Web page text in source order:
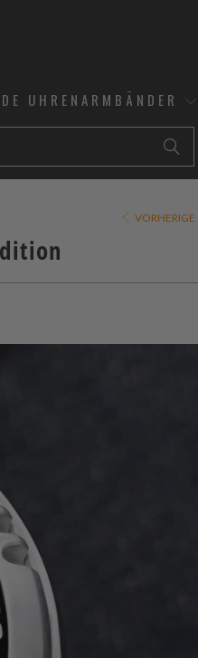
UHRENARMBÄNDER
VORHERIGE